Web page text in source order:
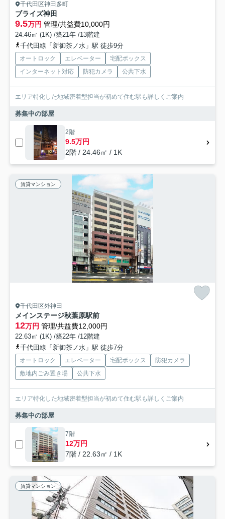
千代田区神田多町
ブライズ神田
9.5万円 管理/共益費10,000円
24.46㎡ (1K) /築21年 /13階建
千代田線「新御茶ノ水」駅 徒歩9分
オートロック エレベーター
宅配ボックス
インターネット対応
防犯カメラ 公共下水
エリア特化した地域密着型担当が初めて住む駅も詳しくご案内
募集中の部屋
2階
9.5万円
2階 / 24.46㎡ / 1K
賃貸マンション
千代田区外神田
メインステージ秋葉原駅前
12万円 管理/共益費12,000円
22.63㎡ (1K) /築22年 /12階建
千代田線「新御茶ノ水」駅 徒歩7分
オートロック エレベーター 宅配ボックス
防犯カメラ
敷地内ごみ置き場
公共下水
エリア特化した地域密着型担当が初めて住む駅も詳しくご案内
募集中の部屋
7階
12万円
7階 / 22.63㎡ / 1K
賃貸マンション